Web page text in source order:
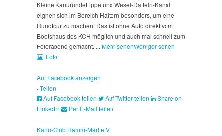
Kleine KanurundeLippe und Wesel-Datteln-Kanal
eignen sich im Bereich Haltern besonders, um eine
Rundtour zu machen. Das ist ohne Auto direkt vom
Bootshaus des KCH möglich und auch mal schnell zum
Feierabend gemacht. ... Mehr sehenWeniger sehen
Foto
Auf Facebook anzeigen
·Teilen
Auf Facebook teilen
Auf Twitter teilen
Share on
LinkedIn
Per E-Mail teilen
Kanu-Club Hamm-Marl e.V.